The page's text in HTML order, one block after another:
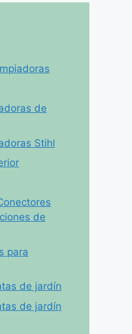
de
Stihl
de
para
de jardín
de jardín